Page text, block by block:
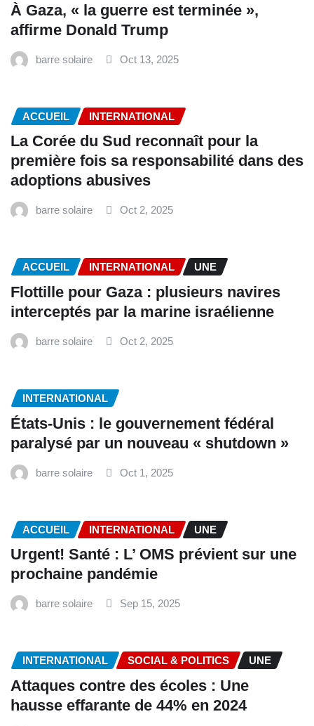
À Gaza, « la guerre est terminée »,
affirme Donald Trump
barre solaire Oct 13, 2025
ACCUEIL INTERNATIONAL
La Corée du Sud reconnaît pour la
première fois sa responsabilité dans des
adoptions abusives
barre solaire Oct 2, 2025
ACCUEIL INTERNATIONAL UNE
Flottille pour Gaza : plusieurs navires
interceptés par la marine israélienne
barre solaire Oct 2, 2025
INTERNATIONAL
États-Unis : le gouvernement fédéral
paralysé par un nouveau « shutdown »
barre solaire Oct 1, 2025
ACCUEIL INTERNATIONAL UNE
‎Urgent! Santé : L’ OMS prévient sur une
prochaine pandémie
barre solaire Sep 15, 2025
INTERNATIONAL SOCIAL & POLITICS UNE
‎Attaques contre des écoles : Une
hausse effarante de 44% en 2024